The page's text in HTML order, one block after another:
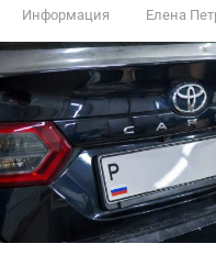
Информация Елена